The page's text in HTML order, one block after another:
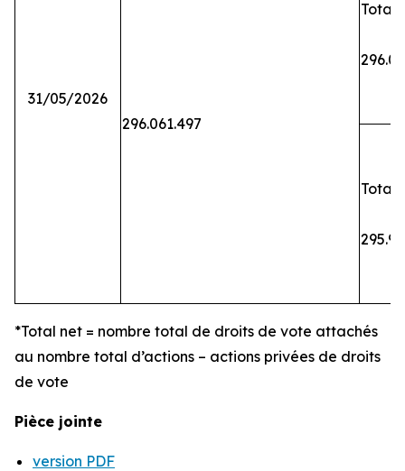
31/05/2026
296.061.497
Total
Total
*Total net = nombre total de droits de vote attachés
au nombre total d’actions – actions privées de droits
de vote
Pièce jointe
version PDF